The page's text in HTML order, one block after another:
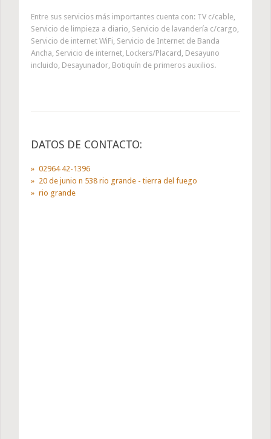
Entre sus servicios más importantes cuenta con: TV c/cable,
Servicio de limpieza a diario, Servicio de lavandería c/cargo,
Servicio de internet WiFi, Servicio de Internet de Banda
Ancha, Servicio de internet, Lockers/Placard, Desayuno
incluido, Desayunador, Botiquín de primeros auxilios.
DATOS DE CONTACTO:
02964 42-1396
20 de junio n 538 rio grande - tierra del fuego
rio grande